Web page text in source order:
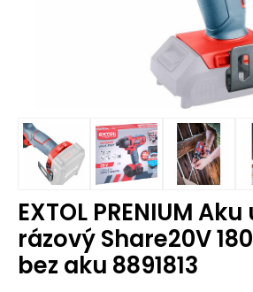
EXTOL PRENIUM
rázový Share20V
bez aku 8891813